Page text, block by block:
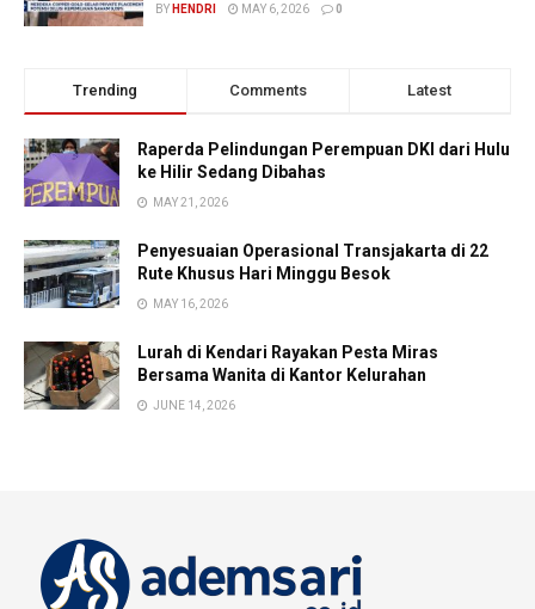
BY HENDRI MAY 6, 2026 0
Trending Comments Latest
Raperda Pelindungan Perempuan DKI dari Hulu
ke Hilir Sedang Dibahas
MAY 21, 2026
Penyesuaian Operasional Transjakarta di 22
Rute Khusus Hari Minggu Besok
MAY 16, 2026
Lurah di Kendari Rayakan Pesta Miras
Bersama Wanita di Kantor Kelurahan
JUNE 14, 2026